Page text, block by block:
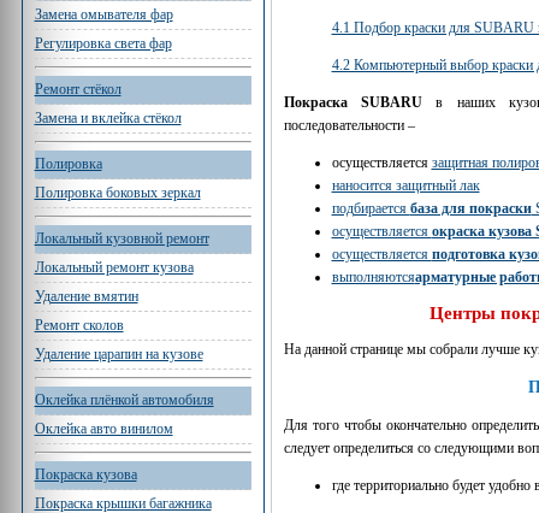
Замена омывателя фар
Регулировка света фар
Ремонт стёкол
Замена и вклейка стёкол
Полировка
Полировка боковых зеркал
Локальный кузовной ремонт
Локальный ремонт кузова
Удаление вмятин
Ремонт сколов
Удаление царапин на кузове
Оклейка плёнкой автомобиля
Оклейка авто винилом
Покраска кузова
Покраска крышки багажника
4.1 Подбор краски для SUBARU
4.2 Компьютерный выбор
Покраска SUBARUв наших
последовательности –
осуществляется защитная
наносится защитный лак
подбирается база для покраски
осуществляется окраска кузова
осуществляется подготовка
выполняютсяарматурные
Центры
На данной странице мы собрали лучше
Для того чтобы окончательно
следует определиться со следующими
где территориально будет